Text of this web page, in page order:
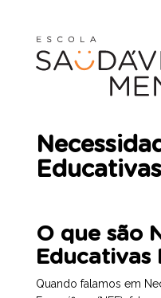
O que são
Educativas
Quando falamos em